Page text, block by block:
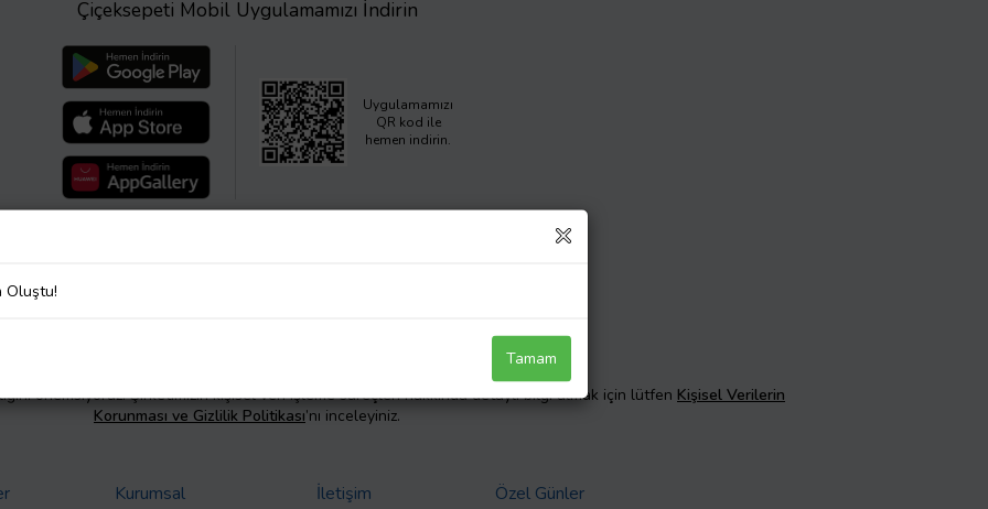
Çiçeksepeti Mobil Uygulamamızı İndirin
Uygulamamızı
QR kod ile
hemen indirin.
önemsiyoruz. Şirketimizin kişisel veri işleme süreçleri hakkında detaylı bilgi almak için lütfen Kişisel Verilerin
Korunması ve Gizlilik Politikası’nı inceleyiniz.
Kurumsal İletişim Özel Günler
Oluştu!
Tamam